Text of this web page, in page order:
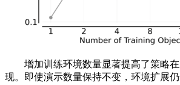
增加训练环境数量显著提高了策略在
现。即使演示数量保持不变，环境扩展仍